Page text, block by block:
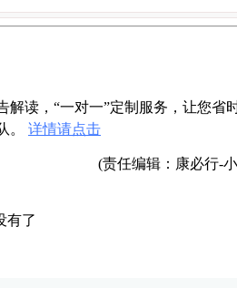
读，“一对一”定制服务，让您省
。 详情请点击
(责任编辑：康必行-
有了